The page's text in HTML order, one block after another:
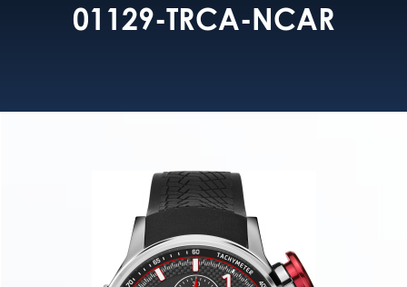
01129-TRCA-NCAR